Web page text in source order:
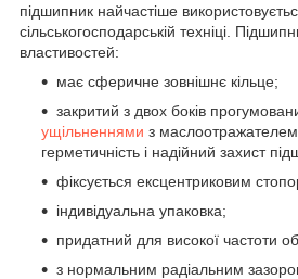
підшипник найчастіше
сільськогосподарській техніці.
властивостей:
має сферичне зовнішнє кільце;
закритий з двох боків
ущільненнями з
герметичність і надійний захист
фіксується ексцентриковим
індивідуальна упаковка;
придатний для високої частоти
з нормальним радіальним